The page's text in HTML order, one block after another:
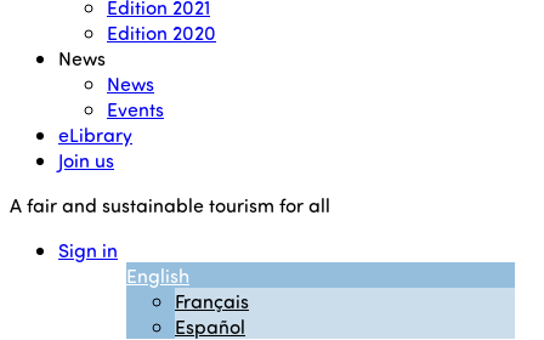
Edition 2021
Edition 2020
News
News
Events
eLibrary
Join us
A fair and sustainable tourism for all
Sign in
English
Français
Español